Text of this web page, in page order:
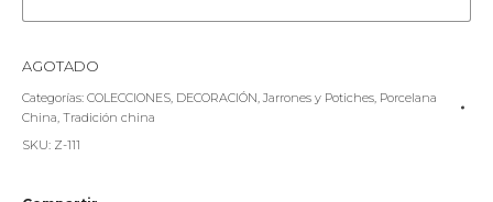
AGOTADO
Categorías: COLECCIONES DECORACIÓN Jarrones y Potiches Porcelana
China Tradición china
SKU: Z-111